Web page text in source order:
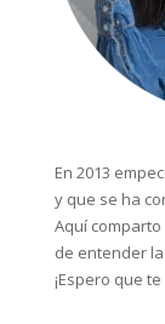
En 2013
y que se ha
Aquí
de entender
¡Espero que